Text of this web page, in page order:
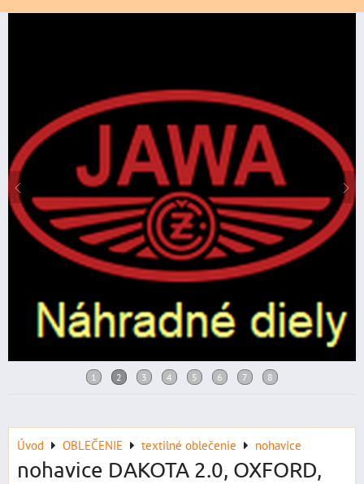
Úvod OBLEČENIE textilné oblečenie nohavice
nohavice DAKOTA 2.0, OXFORD,